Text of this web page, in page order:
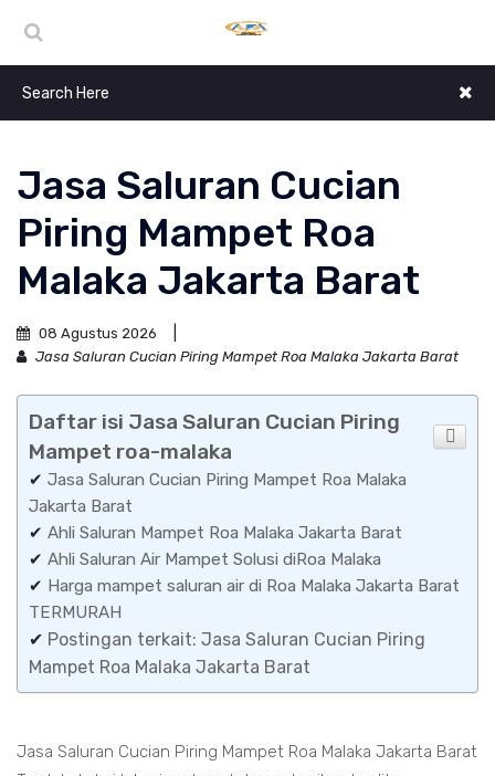
Jasa Saluran Cucian
Piring Mampet Roa
Malaka Jakarta Barat
08 Agustus 2026
Jasa Saluran Cucian Piring Mampet Roa Malaka Jakarta Barat
Daftar isi Jasa Saluran Cucian Piring
Mampet roa-malaka
✔ Jasa Saluran Cucian Piring Mampet Roa Malaka
Jakarta Barat
✔ Ahli Saluran Mampet Roa Malaka Jakarta Barat
✔ Ahli Saluran Air Mampet Solusi diRoa Malaka
✔ Harga mampet saluran air di Roa Malaka Jakarta Barat
TERMURAH
✔ Postingan terkait: Jasa Saluran Cucian Piring
Mampet Roa Malaka Jakarta Barat
Jasa Saluran Cucian Piring Mampet Roa Malaka Jakarta Barat